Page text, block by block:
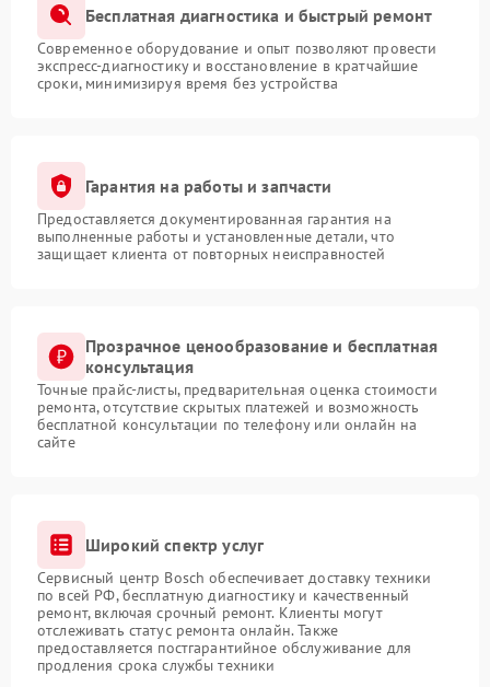
Бесплатная диагностика и быстрый ремонт
Современное оборудование и опыт позволяют провести
экспресс-диагностику и восстановление в кратчайшие
сроки, минимизируя время без устройства
Гарантия на работы и запчасти
Предоставляется документированная гарантия на
выполненные работы и установленные детали, что
защищает клиента от повторных неисправностей
Прозрачное ценообразование и бесплатная
консультация
Точные прайс-листы, предварительная оценка стоимости
ремонта, отсутствие скрытых платежей и возможность
бесплатной консультации по телефону или онлайн на
сайте
Широкий спектр услуг
Сервисный центр Bosch обеспечивает доставку техники
по всей РФ, бесплатную диагностику и качественный
ремонт, включая срочный ремонт. Клиенты могут
отслеживать статус ремонта онлайн. Также
предоставляется постгарантийное обслуживание для
продления срока службы техники